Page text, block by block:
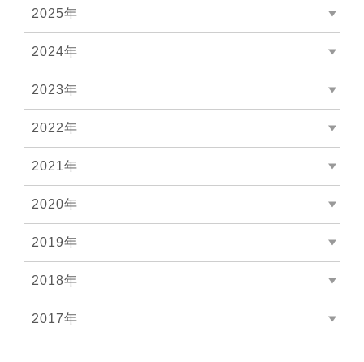
2025年
2024年
2023年
2022年
2021年
2020年
2019年
2018年
2017年